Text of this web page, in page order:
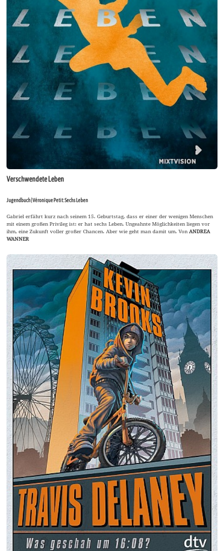
Verschwendete Leben
Jugendbuch | Véronique Petit: Sechs Leben
Gabriel erfährt kurz nach seinem 15. Geburtstag, dass er einer der wenigen Menschen
mit einem großen Privileg ist: er hat sechs Leben. Ungeahnte Möglichkeiten liegen vor
ihm, eine Zukunft voller großer Chancen. Aber wie geht man damit um. Von ANDREA
WANNER